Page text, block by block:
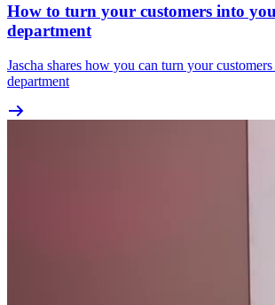
How to turn your customers into
department
Jascha shares how you can turn your
department